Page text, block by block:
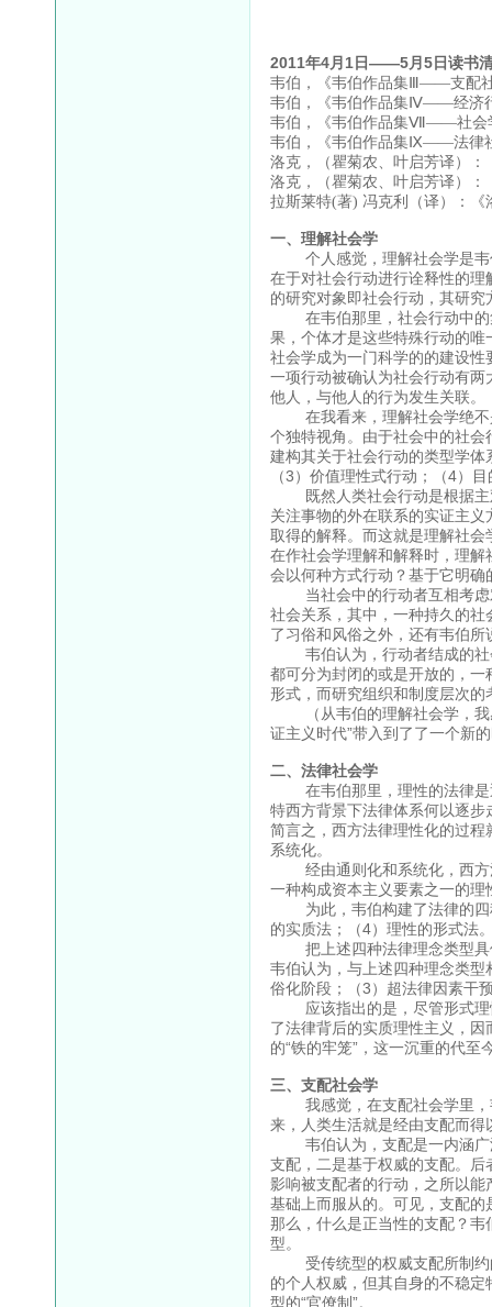
2011年4月1日——5月5日读书
韦伯，《韦伯作品集Ⅲ——支配
韦伯，《韦伯作品集Ⅳ——经济
韦伯，《韦伯作品集Ⅶ——社会
韦伯，《韦伯作品集Ⅸ——法律
洛克，（瞿菊农、叶启芳译）：
洛克，（瞿菊农、叶启芳译）：
拉斯莱特(著) 冯克利（译）：《
一、理解社会学
个人感觉，理解社会学是韦
在于对社会行动进行诠释性的
的研究对象即社会行动，其研
在韦伯那里，社会行动中的
果，个体才是这些特殊行动的
社会学成为一门科学的的建设
一项行动被确认为社会行动有
他人，与他人的行为发生关联。
在我看来，理解社会学绝不
个独特视角。由于社会中的社
建构其关于社会行动的类型学
（3）价值理性式行动；（4）
既然人类社会行动是根据主
关注事物的外在联系的实证主
取得的解释。而这就是理解社会
在作社会学理解和解释时，理
会以何种方式行动？基于它明
当社会中的行动者互相考虑
社会关系，其中，一种持久的
了习俗和风俗之外，还有韦伯所
韦伯认为，行动者结成的社
都可分为封闭的或是开放的，
形式，而研究组织和制度层次
（从韦伯的理解社会学，我感
证主义时代”带入到了了一个新
二、法律社会学
在韦伯那里，理性的法律是
特西方背景下法律体系何以逐步
简言之，西方法律理性化的过
系统化。
经由通则化和系统化，西方
一种构成资本主义要素之一的
为此，韦伯构建了法律的四
的实质法；（4）理性的形式法
把上述四种法律理念类型具
韦伯认为，与上述四种理念类
俗化阶段；（3）超法律因素干
应该指出的是，尽管形式理
了法律背后的实质理性主义，
的“铁的牢笼”，这一沉重的代至
三、支配社会学
我感觉，在支配社会学里，
来，人类生活就是经由支配而
韦伯认为，支配是一内涵广
支配，二是基于权威的支配。
影响被支配者的行动，之所以
基础上而服从的。可见，支配
那么，什么是正当性的支配？
型。
受传统型的权威支配所制约
的个人权威，但其自身的不稳
型的“官僚制”。